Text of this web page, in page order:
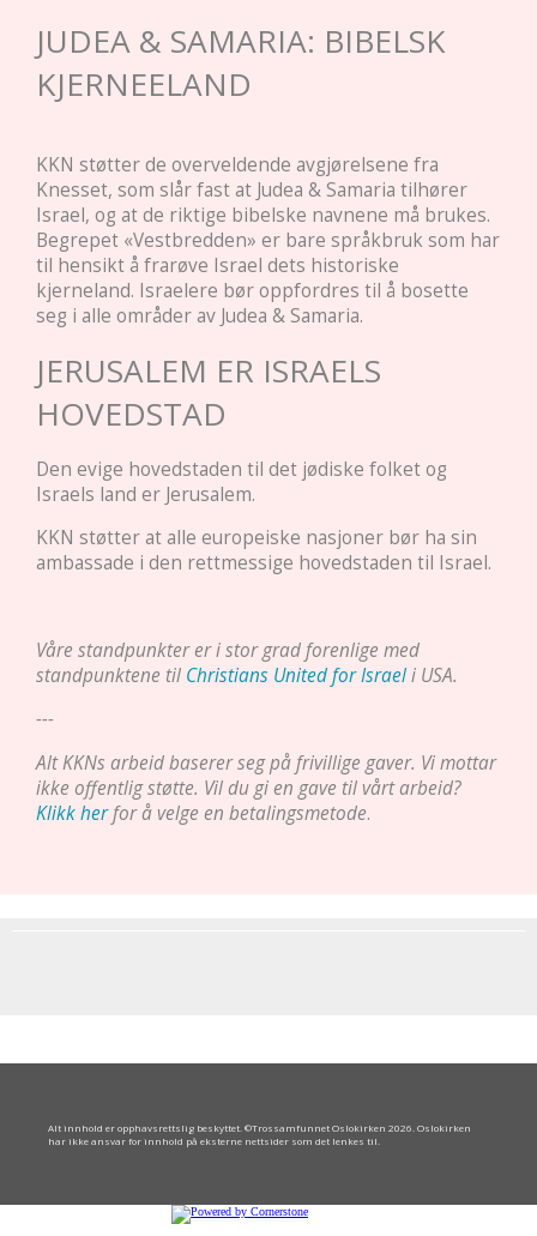
JUDEA & SAMARIA: BIBELSK
KJERNEELAND
KKN støtter de overveldende avgjørelsene fra
Knesset, som slår fast at Judea & Samaria tilhører
Israel, og at de riktige bibelske navnene må brukes.
Begrepet «Vestbredden» er bare språkbruk som har
til hensikt å frarøve Israel dets historiske
kjerneland. Israelere bør oppfordres til å bosette
seg i alle områder av Judea & Samaria.
JERUSALEM ER ISRAELS
HOVEDSTAD
Den evige hovedstaden til det jødiske folket og
Israels land er Jerusalem.
KKN støtter at alle europeiske nasjoner bør ha sin
ambassade i den rettmessige hovedstaden til Israel.
Våre standpunkter er i stor grad forenlige med
standpunktene til Christians United for Israeli USA.
---
Alt KKNs arbeid baserer seg på frivillige gaver. Vi mottar
ikke offentlig støtte. Vil du gi en gave til vårt arbeid?
Klikk herfor å velge en betalingsmetode.
Alt innhold er opphavsrettslig beskyttet. ©Trossamfunnet Oslokirken 2026. Oslokirken
har ikke ansvar for innhold på eksterne nettsider som det lenkes til.